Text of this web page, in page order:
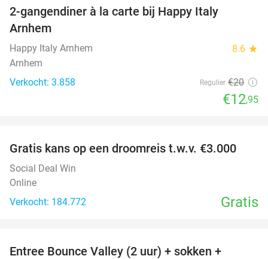
2-gangendiner à la carte bij Happy Italy
Arnhem
Happy Italy Arnhem 8.6 star
Arnhem
Verkocht: 3.858
Regulier €20
€12,95
Gratis kans op een droomreis t.w.v. €3.000
Social Deal Win
Online
Verkocht: 184.772
Gratis
Entree Bounce Valley (2 uur) + sokken +